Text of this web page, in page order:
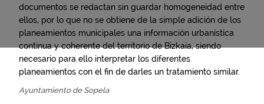
documentos se redactan sin guardar homogeneidad entre
ellos, por lo que no se obtiene de la simple adición de los
planeamientos municipales una información urbanística
continua y coherente del territorio de Bizkaia, siendo
necesario para ello interpretar los diferentes
planeamientos con el fin de darles un tratamiento similar.
Ayuntamiento de Sopela